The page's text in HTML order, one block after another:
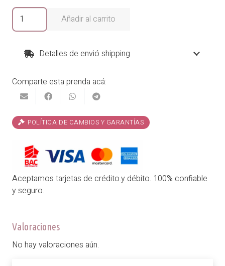
era:
Blusa
Calliope
Añadir al carrito
Detalles de envió shipping
Comparte esta prenda acá:
POLÍTICA DE CAMBIOS Y GARANTÍAS
Aceptamos tarjetas de crédito.y débito. 100% confiable
y seguro.
Valoraciones
No hay valoraciones aún.